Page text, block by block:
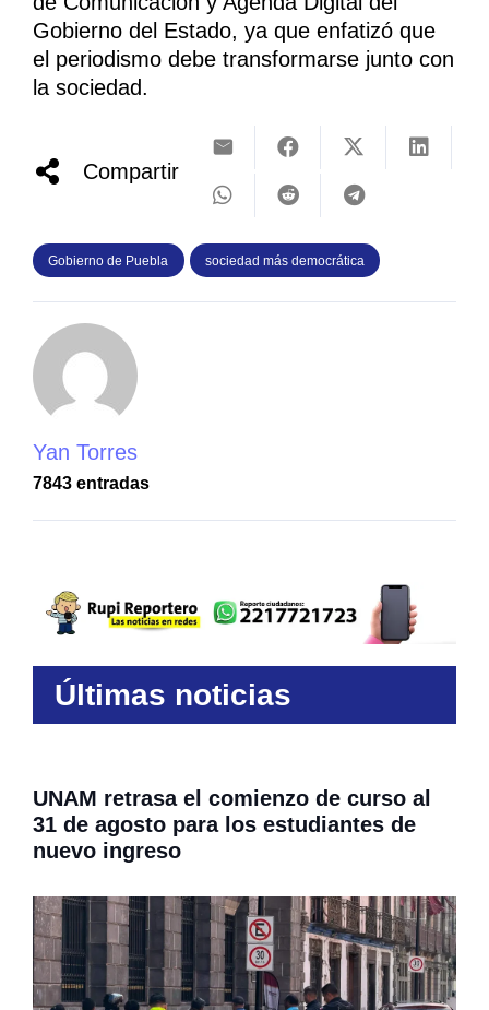
Gobierno del Estado, ya que enfatizó que
el periodismo debe transformarse junto con
la sociedad.
Compartir
Gobierno de Puebla sociedad más democrática
Yan Torres
7843 entradas
Últimas noticias
UNAM retrasa el comienzo de curso al
31 de agosto para los estudiantes de
nuevo ingreso